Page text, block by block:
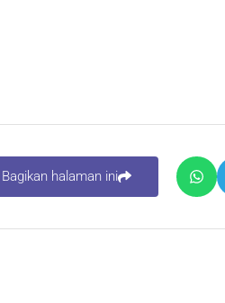
Bagikan halaman ini